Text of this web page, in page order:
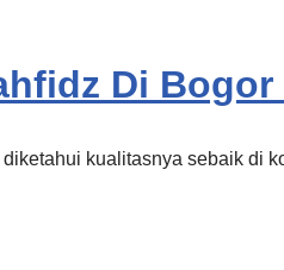
Di
diketahui kualitasnya sebaik di